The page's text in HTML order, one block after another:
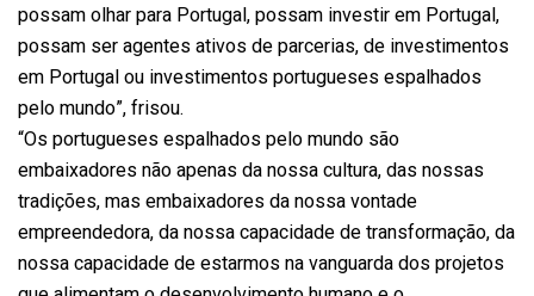
possam olhar para Portugal, possam investir em Portugal,
possam ser agentes ativos de parcerias, de investimentos
em Portugal ou investimentos portugueses espalhados
pelo mundo”, frisou.
“Os portugueses espalhados pelo mundo são
embaixadores não apenas da nossa cultura, das nossas
tradições, mas embaixadores da nossa vontade
empreendedora, da nossa capacidade de transformação, da
nossa capacidade de estarmos na vanguarda dos projetos